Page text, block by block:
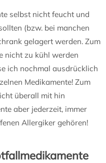
selbst nicht feucht und
(bzw. bei manchen
gelagert werden. Zum
nicht zu kühl werden
ich nochmal ausdrücklich
Medikamente! Zum
überall mit hin
aber jederzeit, immer
Allergiker gehören!